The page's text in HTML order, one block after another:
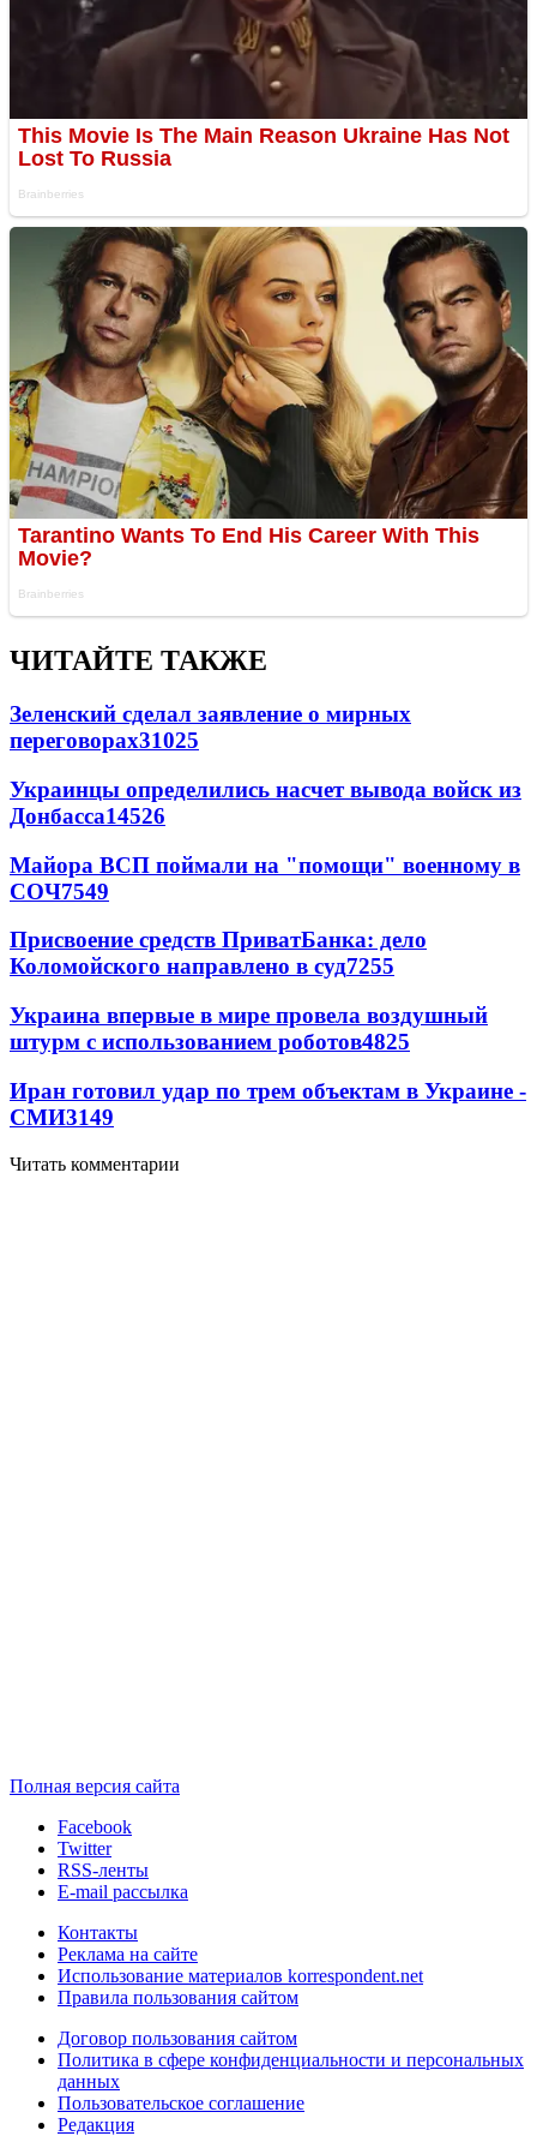
ЧИТАЙТЕ ТАКЖЕ
Зеленский сделал заявление о мирных
переговорах31025
Украинцы определились насчет вывода войск из
Донбасса14526
Майора ВСП поймали на "помощи" военному в
СОЧ7549
Присвоение средств ПриватБанка: дело
Коломойского направлено в суд7255
Украина впервые в мире провела воздушный
штурм с использованием роботов4825
Иран готовил удар по трем объектам в Украине -
СМИ3149
Читать комментарии
Полная версия сайта
Facebook
Twitter
RSS-ленты
E-mail рассылка
Контакты
Реклама на сайте
Использование материалов korrespondent.net
Правила пользования сайтом
Договор пользования сайтом
Политика в сфере конфиденциальности и персональных
данных
Пользовательское соглашение
Редакция